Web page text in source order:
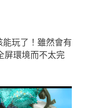
玩了！雖然會有
屏環境而不太完